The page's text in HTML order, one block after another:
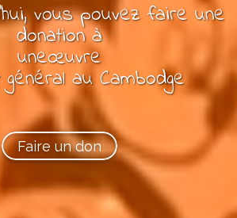
vous pouvez faire une
donation à
uneœuvre
généralau Cambodge
Faire un don